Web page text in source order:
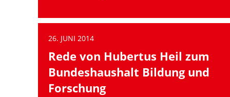
26. JUNI 2014
Rede von Hubertus Heil zum
Bundeshaushalt Bildung und
Forschung